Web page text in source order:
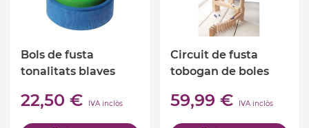
Bols de fusta
tonalitats blaves
22,50 € IVA inclòs
Circuit de fusta
tobogan de boles
59,99 € IVA inclòs